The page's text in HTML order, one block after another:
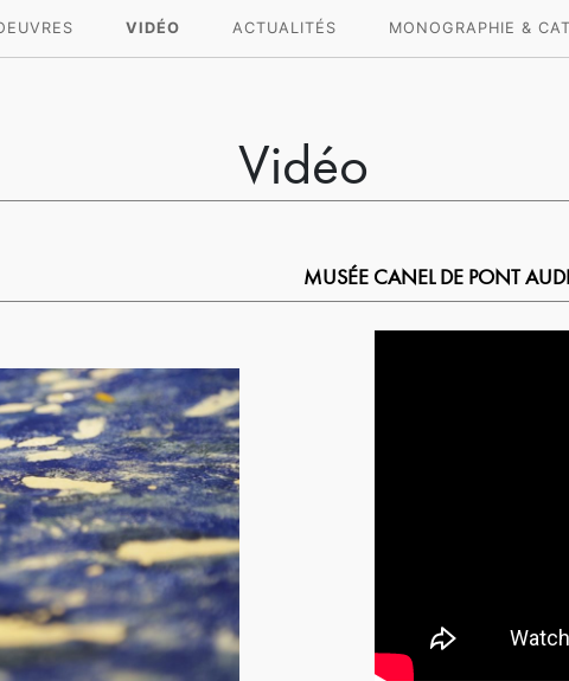
VIDÉO ACTUALITÉS MONOGRAPHIE &
Vidéo
MUSÉE CANEL DE PONT